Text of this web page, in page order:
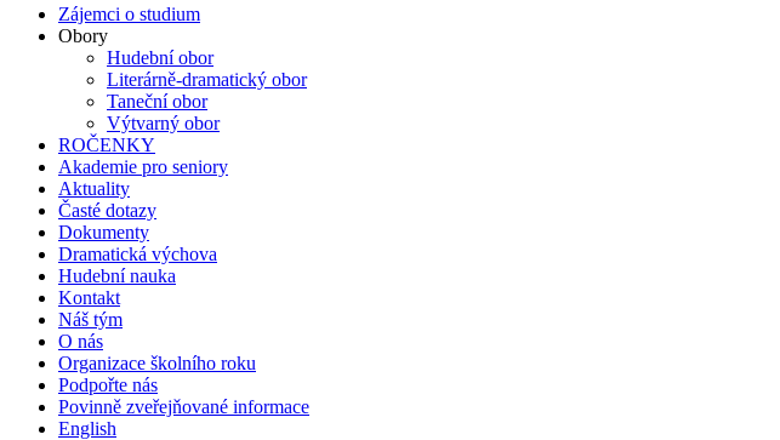
Zájemci o studium
Obory
Hudební obor
Literárně-dramatický obor
Taneční obor
Výtvarný obor
ROČENKY
Akademie pro seniory
Aktuality
Časté dotazy
Dokumenty
Dramatická výchova
Hudební nauka
Kontakt
Náš tým
O nás
Organizace školního roku
Podpořte nás
Povinně zveřejňované informace
English